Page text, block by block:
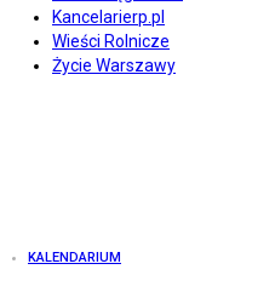
Kancelarierp.pl
Wieści Rolnicze
Życie Warszawy
KALENDARIUM